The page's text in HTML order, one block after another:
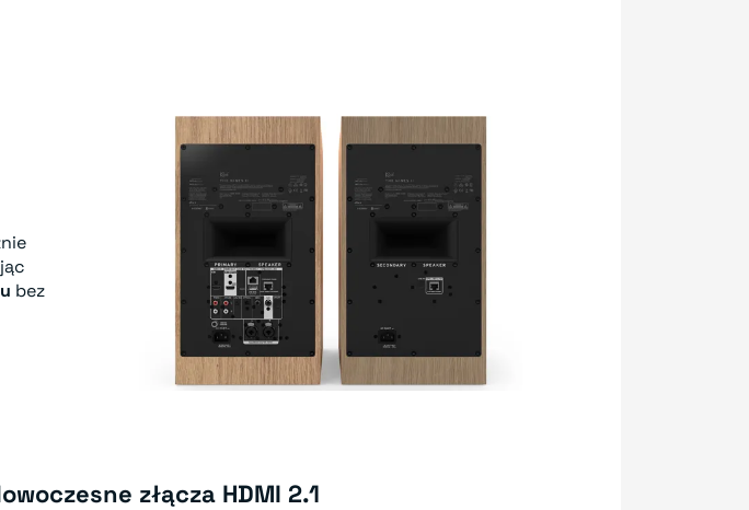
bez
złącza HDMI 2.1